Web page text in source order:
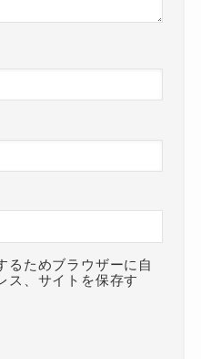
るためブラウザーに自
ス、サイトを保存す